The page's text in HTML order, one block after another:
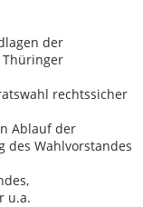
der
rechtssicher
Ablauf der
des Wahlvorstandes
u.a.